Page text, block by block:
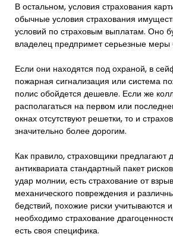
В остальном, условия страхования
обычные условия страхования
условий по страховым выплатам. Оно
владелец предпримет серьезные меры
Если они находятся под охраной, в
пожарная сигнализация или система
полис обойдется дешевле. Если же
располагаться на первом или
окнах отсутствуют решетки, то и
значительно более дорогим.
Как правило, страховщики предлагают
антиквариата стандартный пакет
удар молнии, есть страхование от
механического повреждения и
бедствий, похожие риски учитываются и
необходимо страхование
есть своя специфика.